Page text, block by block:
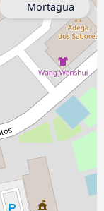
Mortagua